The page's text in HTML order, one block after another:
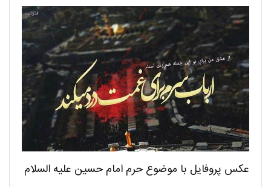
عکس پروفایل با موضوع حرم امام حسین علیه السلام